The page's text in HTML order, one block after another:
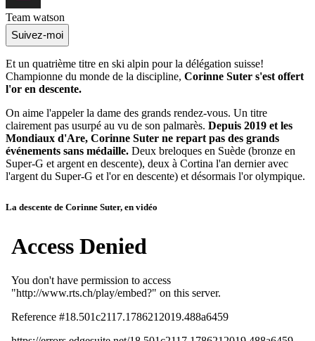
Team watson
Suivez-moi
Et un quatrième titre en ski alpin pour la délégation suisse!
Championne du monde de la discipline, Corinne Suter s'est offert
l'or en descente.
On aime l'appeler la dame des grands rendez-vous. Un titre
clairement pas usurpé au vu de son palmarès. Depuis 2019 et les
Mondiaux d'Are, Corinne Suter ne repart pas des grands
événements sans médaille. Deux breloques en Suède (bronze en
Super-G et argent en descente), deux à Cortina l'an dernier avec
l'argent du Super-G et l'or en descente) et désormais l'or olympique.
La descente de Corinne Suter, en vidéo